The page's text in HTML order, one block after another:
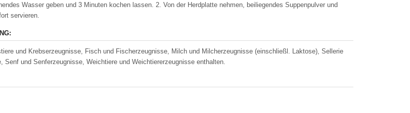
Wasser geben und 3 Minuten kochen lassen. 2. Von der Herdplatte nehmen, beiliegendes Suppenpulver und
servieren.
und Krebserzeugnisse, Fisch und Fischerzeugnisse, Milch und Milcherzeugnisse (einschließl. Laktose), Sellerie
Senf und Senferzeugnisse, Weichtiere und Weichtiererzeugnisse enthalten.